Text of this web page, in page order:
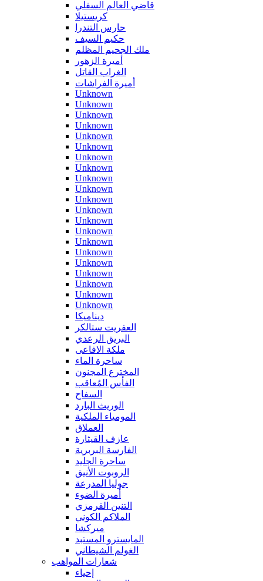
قاضي العالم السفلي
كريستيلا
حارس التندرا
حكيم السيف
ملك الجحيم المظلم
أميرة الزهور
الغراب القاتل
أميرة الفراشات
Unknown
Unknown
Unknown
Unknown
Unknown
Unknown
Unknown
Unknown
Unknown
Unknown
Unknown
Unknown
Unknown
Unknown
Unknown
Unknown
Unknown
Unknown
Unknown
Unknown
Unknown
ديناميكا
العفريت ستالكر
البريق الرعدي
ملكة الافاعى
ساحرة الماء
المخترع المجنون
الفأس المُعاقب
السفاح
الوريث البارد
المومياء الملكية
العملاق
عازف القيثارة
الفارسة البربرية
ساحرة الجليد
الروبوت الأنيق
جوليا المدرعة
أميرة الضوء
التنين القرمزي
الملاكم الكوني
ميركشا
المايسترو المستبد
الغولم الشيطاني
شعارات المواهب
إحياء